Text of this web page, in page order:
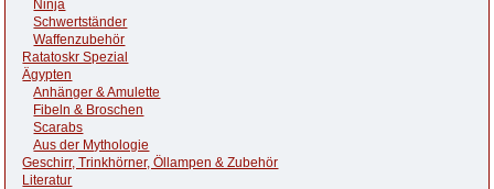
Ninja
Schwertständer
Waffenzubehör
Ratatoskr Spezial
Ägypten
Anhänger & Amulette
Fibeln & Broschen
Scarabs
Aus der Mythologie
Geschirr, Trinkhörner, Öllampen & Zubehör
Literatur